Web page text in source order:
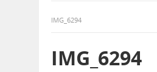
IMG_6294
IMG_6294